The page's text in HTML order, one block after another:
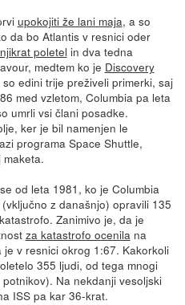
upokojiti že lani maja, a so
da bo Atlantis v resnici oder
poletel in dva tedna
medtem ko je Discovery
so edini trije preživeli primerki, saj
med vzletom, Columbia pa leta
umrli vsi člani posadke.
ker je bil namenjen le
programa Space Shuttle,
od leta 1981, ko je Columbia
z današnjo) opravili 135
Zanimivo je, da je
za katastrofo ocenilana
v resnici okrog 1:67. Kakorkoli
355 ljudi, od tega mnogi
Na nekdanji vesoljski
ISS pa kar 36-krat.